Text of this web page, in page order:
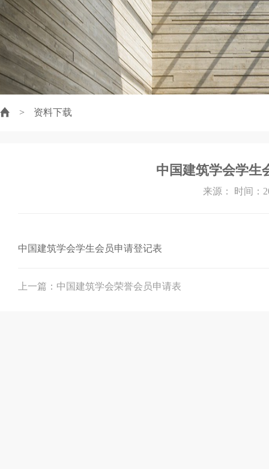
> 资料下载
中国建筑学会学生
来源： 时间：
中国建筑学会学生会员申请登记表
上一篇：中国建筑学会荣誉会员申请表